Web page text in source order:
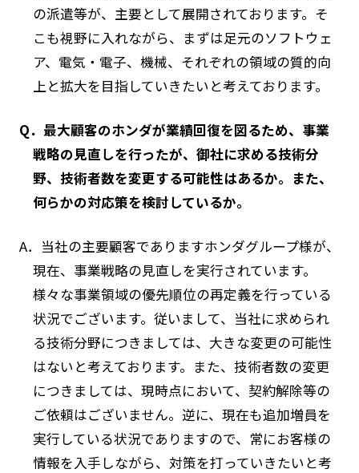
の派遣等が、主要として展開されております。そ
こも視野に入れながら、まずは足元のソフトウェ
ア、電気・電子、機械、それぞれの領域の質的向
上と拡大を目指していきたいと考えております。
Q．最大顧客のホンダが業績回復を図るため、事業
戦略の見直しを行ったが、御社に求める技術分
野、技術者数を変更する可能性はあるか。また、
何らかの対応策を検討しているか。
A．当社の主要顧客でありますホンダグループ様が、
現在、事業戦略の見直しを実行されています。
様々な事業領域の優先順位の再定義を行っている
状況でございます。従いまして、当社に求められ
る技術分野につきましては、大きな変更の可能性
はないと考えております。また、技術者数の変更
につきましては、現時点において、契約解除等の
ご依頼はございません。逆に、現在も追加増員を
実行している状況でありますので、常にお客様の
情報を入手しながら、対策を打っていきたいと考